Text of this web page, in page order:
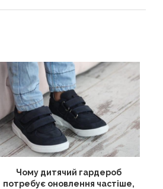
Чому дитячий гардероб
потребує оновлення частіше,